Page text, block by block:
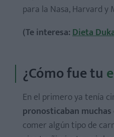
para la Nasa, Harvard y
(Te interesa:Dieta
¿Cómo fue tu
En el primero ya tenía
pronosticaban muchas
comer algún tipo de